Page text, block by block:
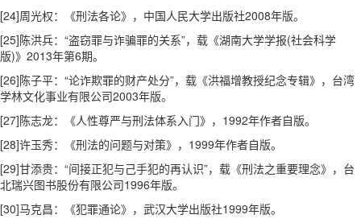
[24]周光权：《刑法各论》，中国人民大学出版社2008年版。
[25]陈洪兵：“盗窃罪与诈骗罪的关系”，载《湖南大学学报(社会科学
版)》2013年第6期。
[26]陈子平：“论诈欺罪的财产处分”，载《洪福增教授纪念专辑》，台湾
学林文化事业有限公司2003年版。
[27]陈志龙：《人性尊严与刑法体系入门》，1992年作者自版。
[28]许玉秀：《刑法的问题与对策》，1999年作者自版。
[29]甘添贵：“间接正犯与己手犯的再认识”，载《刑法之重要理念》，台
北瑞兴图书股份有限公司1996年版。
[30]马克昌：《犯罪通论》，武汉大学出版社1999年版。